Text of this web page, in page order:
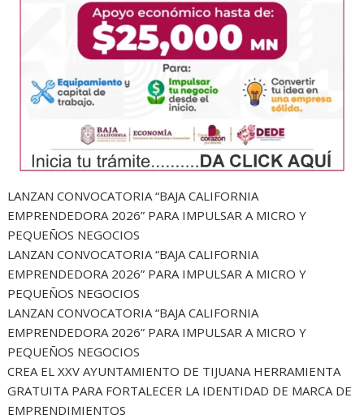
LANZAN CONVOCATORIA “BAJA CALIFORNIA
EMPRENDEDORA 2026” PARA IMPULSAR A MICRO Y
PEQUEÑOS NEGOCIOS
LANZAN CONVOCATORIA “BAJA CALIFORNIA
EMPRENDEDORA 2026” PARA IMPULSAR A MICRO Y
PEQUEÑOS NEGOCIOS
LANZAN CONVOCATORIA “BAJA CALIFORNIA
EMPRENDEDORA 2026” PARA IMPULSAR A MICRO Y
PEQUEÑOS NEGOCIOS
CREA EL XXV AYUNTAMIENTO DE TIJUANA HERRAMIENTA
GRATUITA PARA FORTALECER LA IDENTIDAD DE MARCA DE
EMPRENDIMIENTOS